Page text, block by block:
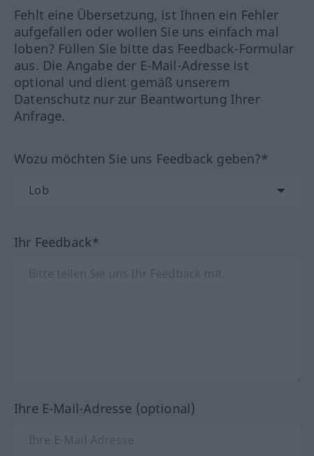
Fehlt eine Übersetzung, ist Ihnen ein Fehler
aufgefallen oder wollen Sie uns einfach mal
loben? Füllen Sie bitte das Feedback-Formular
aus. Die Angabe der E-Mail-Adresse ist
optional und dient gemäß unserem
Datenschutz nur zur Beantwortung Ihrer
Anfrage.
Wozu möchten Sie uns Feedback geben?*
Ihr Feedback*
Ihre E-Mail-Adresse (optional)